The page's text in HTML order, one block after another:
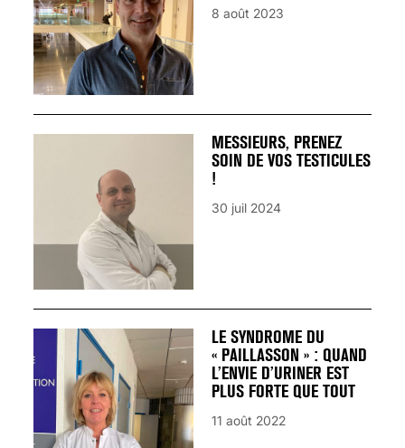
8 août 2023
MESSIEURS, PRENEZ
SOIN DE VOS TESTICULES
!
30 juil 2024
LE SYNDROME DU
« PAILLASSON » : QUAND
L’ENVIE D’URINER EST
PLUS FORTE QUE TOUT
11 août 2022